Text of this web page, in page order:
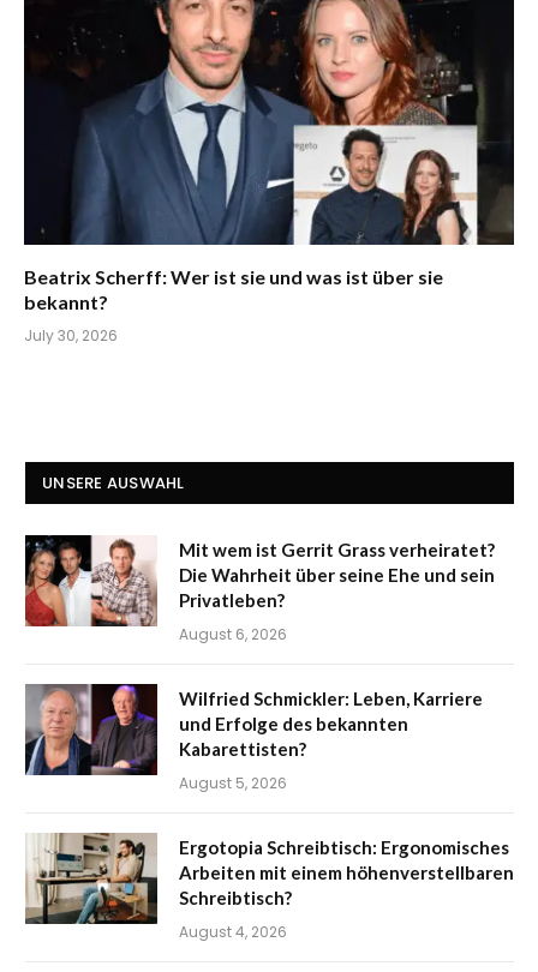
Beatrix Scherff: Wer ist sie und was ist über sie
bekannt?
July 30, 2026
UNSERE AUSWAHL
Mit wem ist Gerrit Grass verheiratet?
Die Wahrheit über seine Ehe und sein
Privatleben?
August 6, 2026
Wilfried Schmickler: Leben, Karriere
und Erfolge des bekannten
Kabarettisten?
August 5, 2026
Ergotopia Schreibtisch: Ergonomisches
Arbeiten mit einem höhenverstellbaren
Schreibtisch?
August 4, 2026